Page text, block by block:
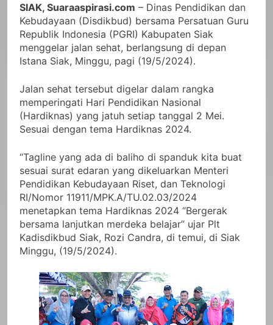
SIAK, Suaraaspirasi.com – Dinas Pendidikan dan
Kebudayaan (Disdikbud) bersama Persatuan Guru
Republik Indonesia (PGRI) Kabupaten Siak
menggelar jalan sehat, berlangsung di depan
Istana Siak, Minggu, pagi (19/5/2024).
Jalan sehat tersebut digelar dalam rangka
memperingati Hari Pendidikan Nasional
(Hardiknas) yang jatuh setiap tanggal 2 Mei.
Sesuai dengan tema Hardiknas 2024.
“Tagline yang ada di baliho di spanduk kita buat
sesuai surat edaran yang dikeluarkan Menteri
Pendidikan Kebudayaan Riset, dan Teknologi
RI/Nomor 11911/MPK.A/TU.02.03/2024
menetapkan tema Hardiknas 2024 “Bergerak
bersama lanjutkan merdeka belajar” ujar Plt
Kadisdikbud Siak, Rozi Candra, di temui, di Siak
Minggu, (19/5/2024).